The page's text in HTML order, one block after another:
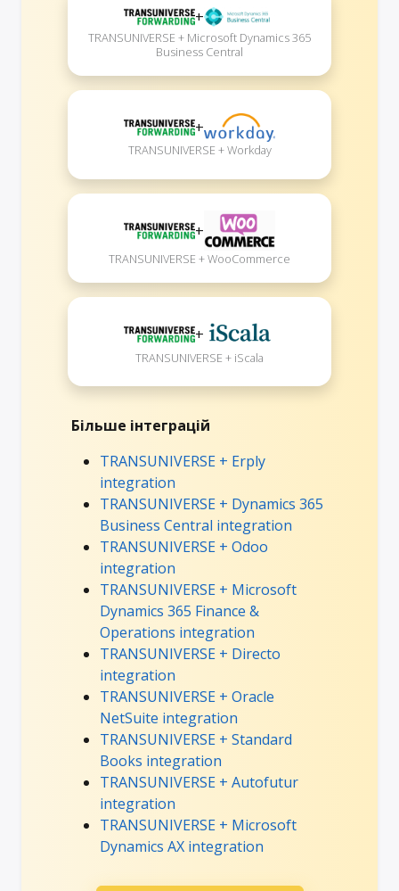
+
TRANSUNIVERSE + Microsoft Dynamics 365
Business Central
+
TRANSUNIVERSE + Workday
+
TRANSUNIVERSE + WooCommerce
+
TRANSUNIVERSE + iScala
Більше інтеграцій
TRANSUNIVERSE + Erply
integration
TRANSUNIVERSE + Dynamics 365
Business Central integration
TRANSUNIVERSE + Odoo
integration
TRANSUNIVERSE + Microsoft
Dynamics 365 Finance &
Operations integration
TRANSUNIVERSE + Directo
integration
TRANSUNIVERSE + Oracle
NetSuite integration
TRANSUNIVERSE + Standard
Books integration
TRANSUNIVERSE + Autofutur
integration
TRANSUNIVERSE + Microsoft
Dynamics AX integration